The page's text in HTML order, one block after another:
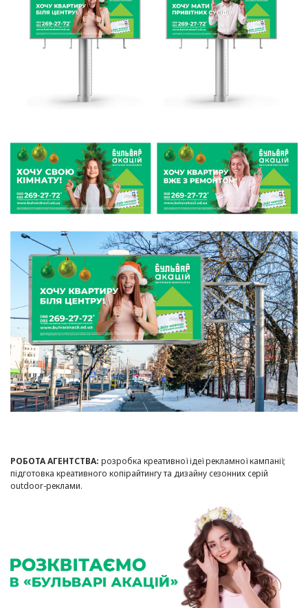
РОБОТА АГЕНТСТВА: розробка креативної ідеї рекламної кампанії;
підготовка креативного копірайтингу та дизайну сезонних серій
outdoor-реклами.